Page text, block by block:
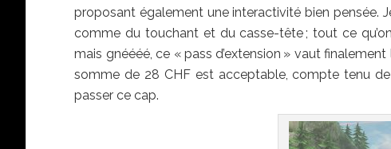
proposant également une interactivité bien pensée.
comme du touchant et du casse-tête ; tout ce
mais gnéééé, ce « pass d’extension » vaut
somme de 28 CHF est acceptable, compte tenu
passer ce cap.